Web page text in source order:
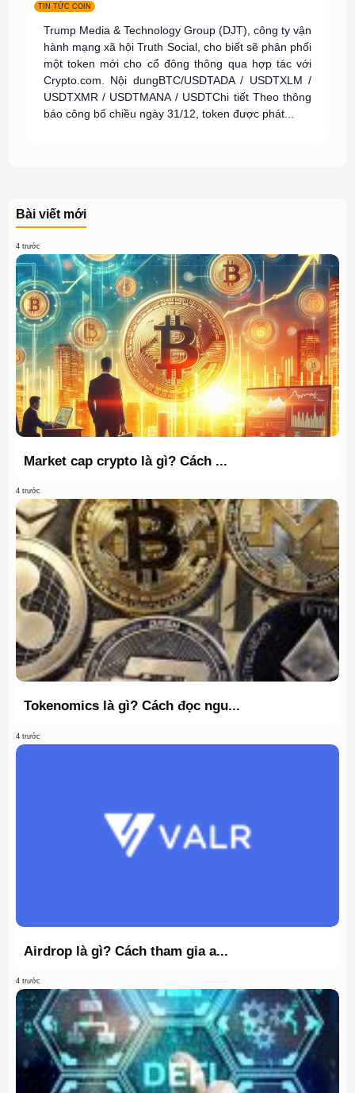
TIN TỨC COIN
Trump Media & Technology Group (DJT), công ty vận
hành mạng xã hội Truth Social, cho biết sẽ phân phối
một token mới cho cổ đông thông qua hợp tác với
Crypto.com. Nội dungBTC/USDTADA / USDTXLM /
USDTXMR / USDTMANA / USDTChi tiết Theo thông
báo công bố chiều ngày 31/12, token được phát...
Bài viết mới
4 trước
Market cap crypto là gì? Cách ...
4 trước
Tokenomics là gì? Cách đọc ngu...
4 trước
Airdrop là gì? Cách tham gia a...
4 trước